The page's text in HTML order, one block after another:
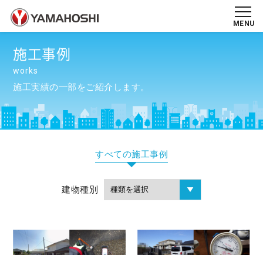
MENU
施工事例
works
施工実績の一部をご紹介します。
すべての施工事例
建物種別